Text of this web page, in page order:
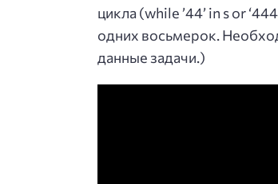
цикла (while ’44’ in s or
одних восьмерок.
данные задачи.)